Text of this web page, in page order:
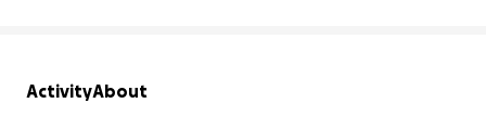
ActivityAbout